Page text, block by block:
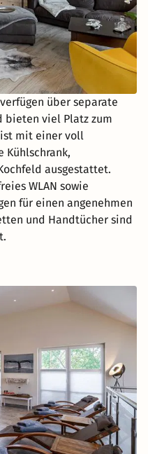
über separate
bieten viel Platz zum
ist mit einer voll
Kühlschrank,
ausgestattet.
WLAN sowie
für einen angenehmen
und Handtücher sind